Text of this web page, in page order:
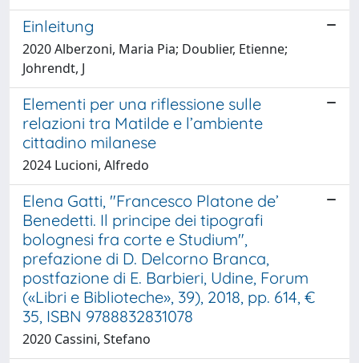
Einleitung
2020 Alberzoni, Maria Pia; Doublier, Etienne;
Johrendt, J
Elementi per una riflessione sulle
relazioni tra Matilde e l’ambiente
cittadino milanese
2024 Lucioni, Alfredo
Elena Gatti, "Francesco Platone de’
Benedetti. Il principe dei tipografi
bolognesi fra corte e Studium",
prefazione di D. Delcorno Branca,
postfazione di E. Barbieri, Udine, Forum
(«Libri e Biblioteche», 39), 2018, pp. 614, €
35, ISBN 9788832831078
2020 Cassini, Stefano